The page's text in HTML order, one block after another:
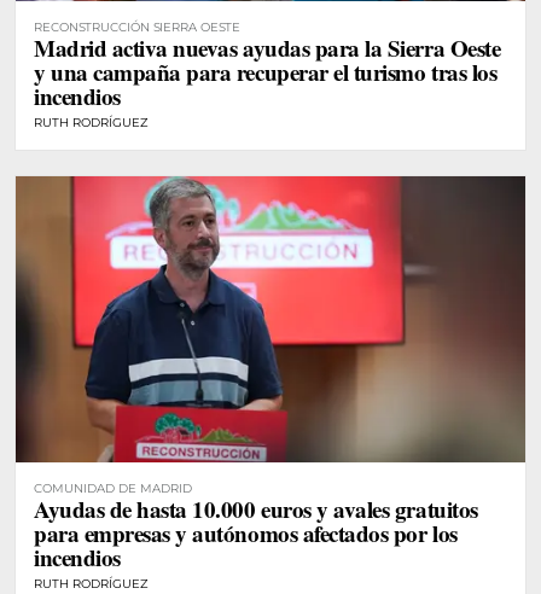
RECONSTRUCCIÓN SIERRA OESTE
Madrid activa nuevas ayudas para la Sierra Oeste
y una campaña para recuperar el turismo tras los
incendios
RUTH RODRÍGUEZ
COMUNIDAD DE MADRID
Ayudas de hasta 10.000 euros y avales gratuitos
para empresas y autónomos afectados por los
incendios
RUTH RODRÍGUEZ